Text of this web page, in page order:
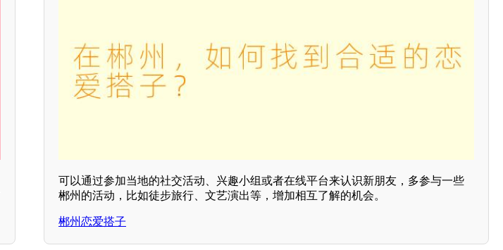
可以通过参加当地的社交活动、兴趣小组或者在线平台来认识新朋友，多参与一些
郴州的活动，比如徒步旅行、文艺演出等，增加相互了解的机会。
郴州恋爱搭子